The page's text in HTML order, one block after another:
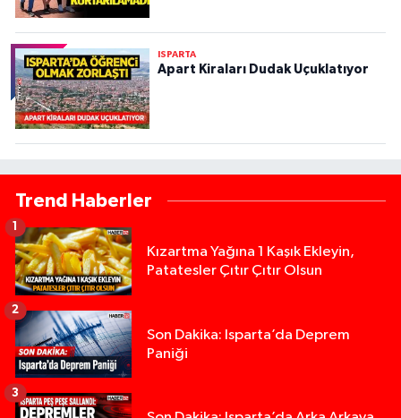
ISPARTA
Apart Kiraları Dudak Uçuklatıyor
Trend Haberler
Kızartma Yağına 1 Kaşık Ekleyin,
Patatesler Çıtır Çıtır Olsun
1
Son Dakika: Isparta’da Deprem
Paniği
2
3